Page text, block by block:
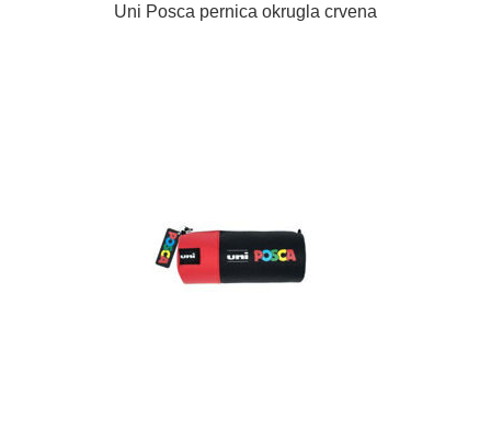
Uni Posca pernica okrugla crvena